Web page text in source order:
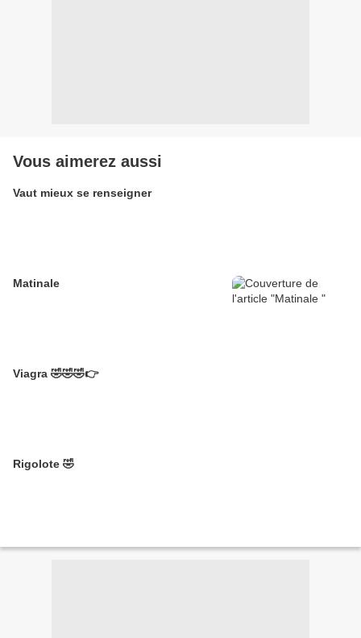
Vous aimerez aussi
Vaut mieux se renseigner
Matinale
Viagra 🤣🤣🤣👉
Rigolote 🤣